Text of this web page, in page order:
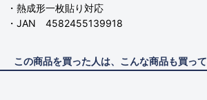
・熱成形一枚貼り対応
・JAN 4582455139918
この商品を買った人は、こんな商品も買っ